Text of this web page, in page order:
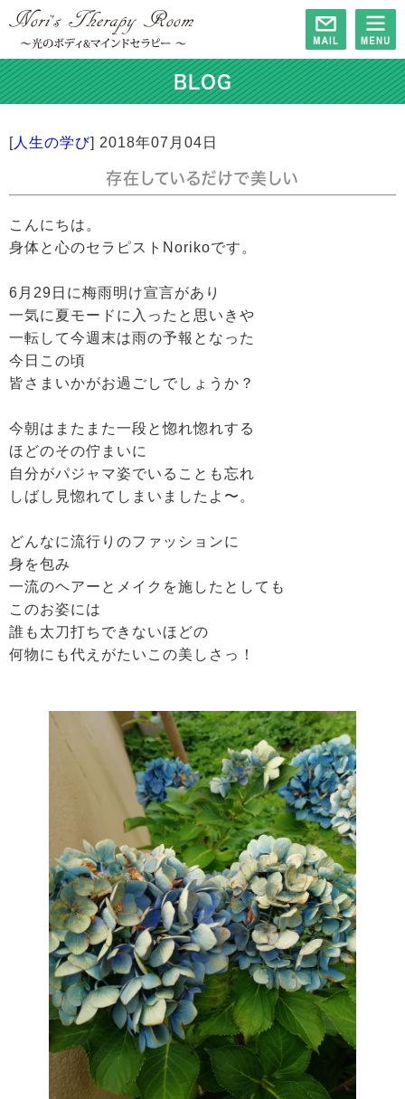
BLOG
[人生の学び] 2018年07月04日
存在しているだけで美しい
こんにちは。
身体と心のセラピストNorikoです。
6月29日に梅雨明け宣言があり
一気に夏モードに入ったと思いきや
一転して今週末は雨の予報となった
今日この頃
皆さまいかがお過ごしでしょうか？
今朝はまたまた一段と惚れ惚れする
ほどのその佇まいに
自分がパジャマ姿でいることも忘れ
しばし見惚れてしまいましたよ〜。
どんなに流行りのファッションに
身を包み
一流のヘアーとメイクを施したとしても
このお姿には
誰も太刀打ちできないほどの
何物にも代えがたいこの美しさっ！